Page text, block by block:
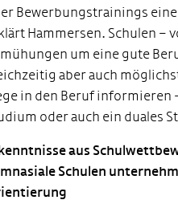
Bewerbungstrainings
Hammersen. Schulen –
um eine gute
aber auch
in den Beruf informieren
oder auch ein duales
aus
Schulen